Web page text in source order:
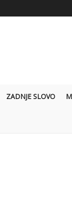
ZADNJE SLOVO